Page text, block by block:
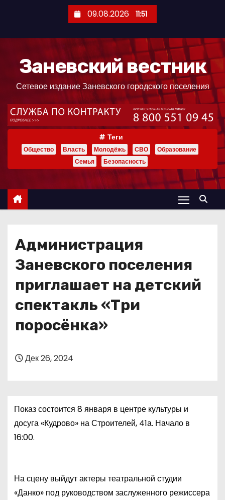
ж
09.08.2026 11:51
Заневский вестник
Сетевое издание Заневского городского поселения
Теги
Общество Власть Молодёжь СВО
Образование
Семья
Безопасность
Администрация
Заневского поселения
приглашает на детский
спектакль «Три
поросёнка»
Дек 26, 2024
Показ состоится 8 января в центре культуры и
досуга «Кудрово» на Строителей, 41а. Начало в
16:00.
На сцену выйдут актеры театральной студии
«Данко» под руководством заслуженного режиссера